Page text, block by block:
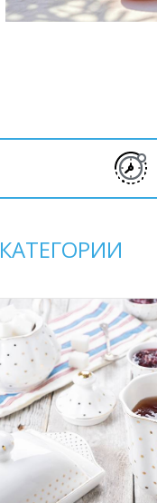
КАТЕГОРИИ